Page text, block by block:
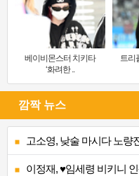
베이비몬스터 치키타
‘화려한 ..
트리
깜짝 뉴스
고소영, 낮술 마시다 노량
이정재, ♥임세령 비키니